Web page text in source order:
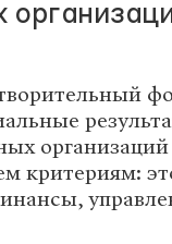
критериям: